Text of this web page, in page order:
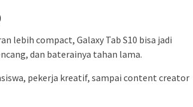
lebih compact, Galaxy Tab S10 bisa jadi
dan baterainya tahan lama.
pekerja kreatif, sampai content creator